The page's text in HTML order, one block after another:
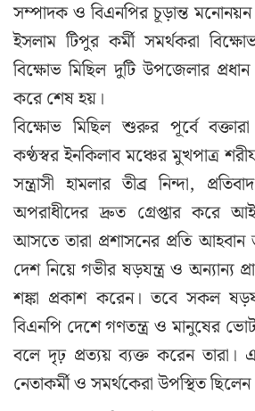
সম্পাদক ও বিএনপির চূড়ান্ত
ইসলাম টিপুর কর্মী সমর্থকরা
বিক্ষোভ মিছিল দুটি উপজেলার
করে শেষ হয়।
বিক্ষোভ মিছিল শুরুর পূর্বে
কণ্ঠস্বর ইনকিলাব মঞ্চের মুখপাত্র
সন্ত্রাসী হামলার তীব্র নিন্দা,
অপরাধীদের দ্রুত গ্রেপ্তার করে
আসতে তারা প্রশাসনের প্রতি
দেশ নিয়ে গভীর ষড়যন্ত্র ও অন্যান্য
শঙ্কা প্রকাশ করেন। তবে সকল
বিএনপি দেশে গণতন্ত্র ও মানুষের
বলে দৃঢ় প্রত্যয় ব্যক্ত করেন
নেতাকর্মী ও সমর্থকেরা উপস্থিত